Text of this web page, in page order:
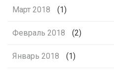
Март 2018 (1)
Февраль 2018 (2)
Январь 2018 (1)